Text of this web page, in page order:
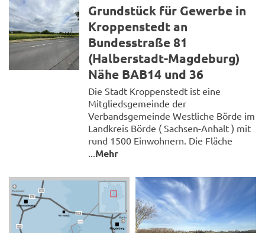
Grundstück für Gewerbe in
Kroppenstedt an
Bundesstraße 81
(Halberstadt-Magdeburg)
Nähe BAB14 und 36
Die Stadt Kroppenstedt ist eine
Mitgliedsgemeinde der
Verbandsgemeinde Westliche Börde im
Landkreis Börde ( Sachsen-Anhalt ) mit
rund 1500 Einwohnern. Die Fläche
...Mehr